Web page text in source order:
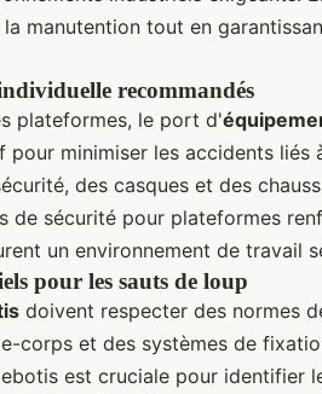
manutention tout en
recommandés
plateformes, le port d'
pour minimiser les accidents liés
des casques et des
de sécurité pour plateformes
un environnement de travail
pour les sauts de loup
doivent respecter des normes
corps et des systèmes de
est cruciale pour identifier